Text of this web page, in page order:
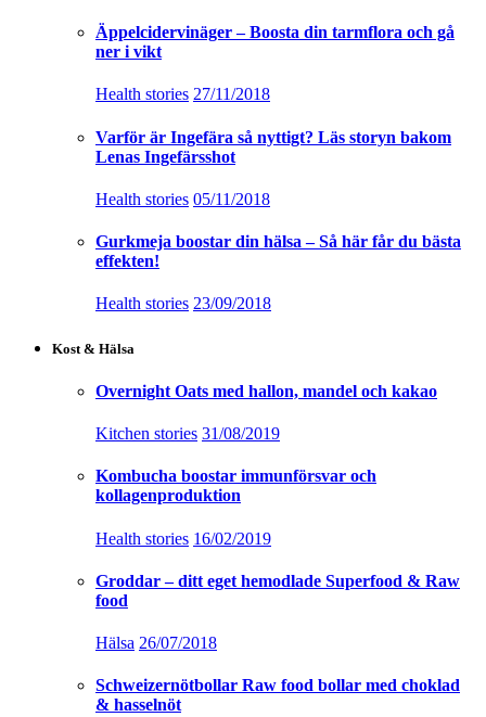
Äppelcidervinäger – Boosta din tarmflora och gå
ner i vikt
Health stories 27/11/2018
Varför är Ingefära så nyttigt? Läs storyn bakom
Lenas Ingefärsshot
Health stories 05/11/2018
Gurkmeja boostar din hälsa – Så här får du bästa
effekten!
Health stories 23/09/2018
Kost & Hälsa
Overnight Oats med hallon, mandel och kakao
Kitchen stories 31/08/2019
Kombucha boostar immunförsvar och
kollagenproduktion
Health stories 16/02/2019
Groddar – ditt eget hemodlade Superfood & Raw
food
Hälsa 26/07/2018
Schweizernötbollar Raw food bollar med choklad
& hasselnöt